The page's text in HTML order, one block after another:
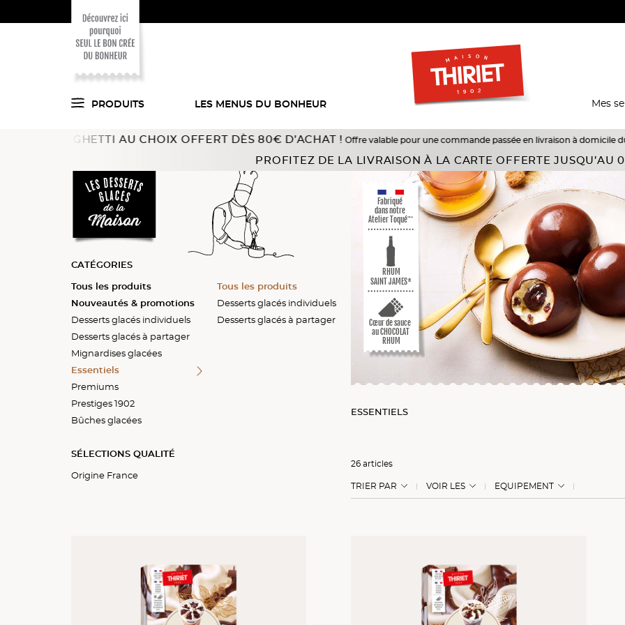
PRODUITS LES MENUS DU BONHEUR Mes
Voici ce que l'on
a trouvé pour vous
en cuisine !
AU CHOIX OFFERT DÈS 80€ D’ACHAT ! Offre valable pour une commande passée en livraison à domicile du 18/07 au
PROFITEZ DE LA LIVRAISON À LA CARTE OFFERTE JUSQU’AU
CATÉGORIES
Tous les produits
Nouveautés & promotions
Desserts glacés individuels
Desserts glacés à partager
Mignardises glacées
Essentiels
Premiums
Prestiges 1902
Bûches glacées
SÉLECTIONS QUALITÉ
Origine France
Tous les produits
Liégeois
Parfaits
Tous les produits
Passionata™
Delissimo™
Tous les produits
Rochers glacés
Twelve o'clock™
Tous les produits
Desserts glacés individuels
Desserts glacés à partager
Tous les produits
Desserts glacés individuels
Desserts glacés à partager
Tous les produits
Desserts glacés individuels
Desserts glacés à partager
Tous les produits
Fabriqué
dans notre
Atelier Toqué™*
RHUM
SAINT JAMES®
Cœur de sauce
au CHOCOLAT
RHUM
ESSENTIELS
26 articles
TRIER PAR VOIR LES EQUIPEMENT